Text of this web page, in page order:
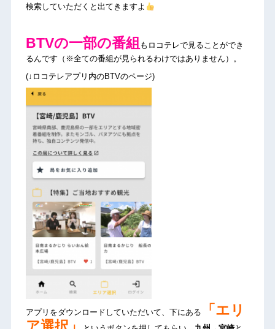
検索していただくと出てきますよ
BTVの一部の番組 もロコテレで見ることができ
るんです（※全ての番組が見られるわけではありません）。
(↓ロコテレアプリ内のBTVのページ)
アプリをダウンロードしていただいて、下にある
「エリ